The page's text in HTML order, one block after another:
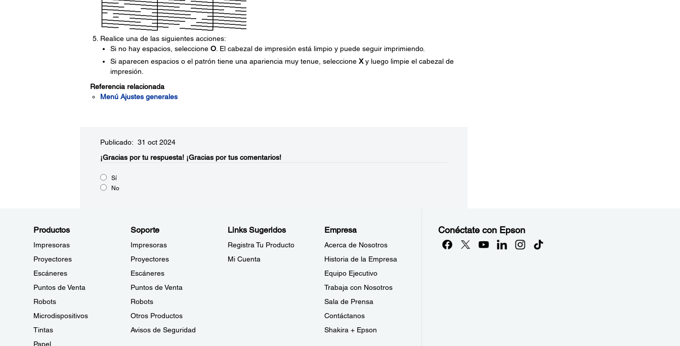
Realice una de las siguientes acciones:
Si no hay espacios, seleccione O. El cabezal de impresión está limpio y puede seguir imprimiendo.
Si aparecen espacios o el patrón tiene una apariencia muy tenue, seleccione Xy luego limpie el cabezal de
impresión.
Referencia relacionada
Menú Ajustes generales
Publicado: 31 oct 2024
¡Gracias por tu respuesta! ¡Gracias por tus comentarios!
Sí
No
Productos
Impresoras
Proyectores
Escáneres
Puntos de Venta
Robots
Microdispositivos
Tintas
Papel
Soporte
Impresoras
Proyectores
Escáneres
Puntos de Venta
Robots
Otros Productos
Avisos de Seguridad
Links Sugeridos
Registra Tu Producto
Mi Cuenta
Empresa
Acerca de Nosotros
Historia de la Empresa
Equipo Ejecutivo
Trabaja con Nosotros
Sala de Prensa
Contáctanos
Shakira + Epson
Conéctate con Epson